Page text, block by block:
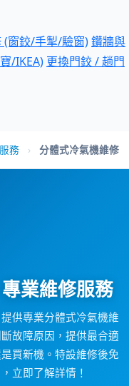
(窗鉸/手掣/驗窗)鑽牆與
/IKEA) 更換門鉸 / 趟門
務 › 分體式冷氣機維修
業維修服務
供專業分體式冷氣機維
故障原因，提供最合適
買新機。特設維修後免
立即了解詳情！